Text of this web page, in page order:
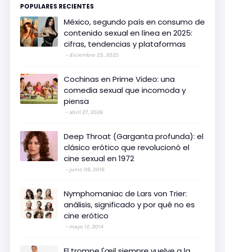
POPULARES RECIENTES
México, segundo país en consumo de
contenido sexual en línea en 2025:
cifras, tendencias y plataformas
diciembre 23, 2025
Cochinas en Prime Video: una
comedia sexual que incomoda y
piensa
abril 27, 2026
Deep Throat (Garganta profunda): el
clásico erótico que revolucionó el
cine sexual en 1972
junio 06, 2016
Nymphomaniac de Lars von Trier:
análisis, significado y por qué no es
cine erótico
mayo 12, 2014